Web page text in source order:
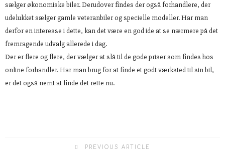
sælger økonomiske biler. Derudover findes der også forhandlere, der
udelukket sælger gamle veteranbiler og specielle modeller. Har man
derfor en interesse i dette, kan det være en god ide at se nærmere på det
fremragende udvalg allerede i dag.
Der er flere og flere, der vælger at slå til de gode priser som findes hos
online forhandler. Har man brug for at finde et godt værksted til sin bil,
er det også nemt at finde det rette nu.
PREVIOUS ARTICLE